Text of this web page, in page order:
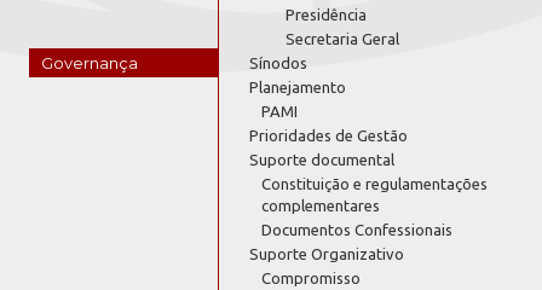
Governança
Presidência
Secretaria Geral
Sínodos
Planejamento
PAMI
Prioridades de Gestão
Suporte documental
Constituição e regulamentações
complementares
Documentos Confessionais
Suporte Organizativo
Compromisso